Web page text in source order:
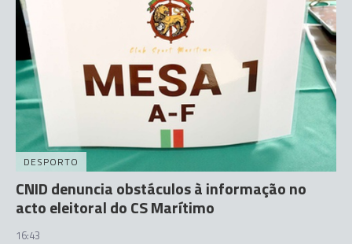
DESPORTO
CNID denuncia obstáculos à informação no
acto eleitoral do CS Marítimo
16:43